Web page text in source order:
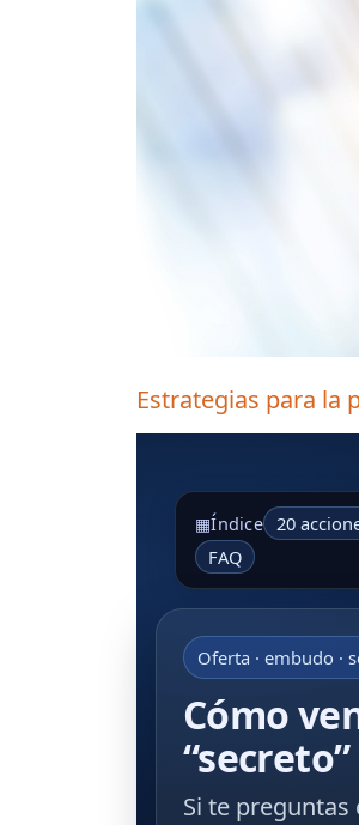
Estrategias para la
▦Índice 20
FAQ
Oferta · embudo ·
Cómo
Si te preguntas